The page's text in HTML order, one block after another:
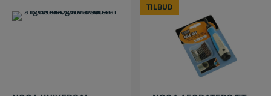
TILBUD
TILBUD